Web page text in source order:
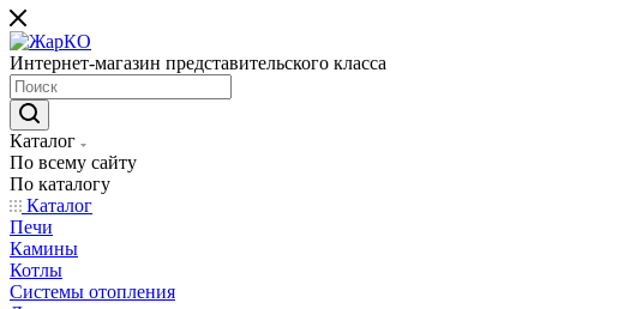
Интернет-магазин представительского класса
Каталог
По всему сайту
По каталогу
Каталог
Печи
Камины
Котлы
Системы отопления